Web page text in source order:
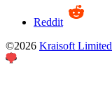
Reddit
©2026 Kraisoft Limited